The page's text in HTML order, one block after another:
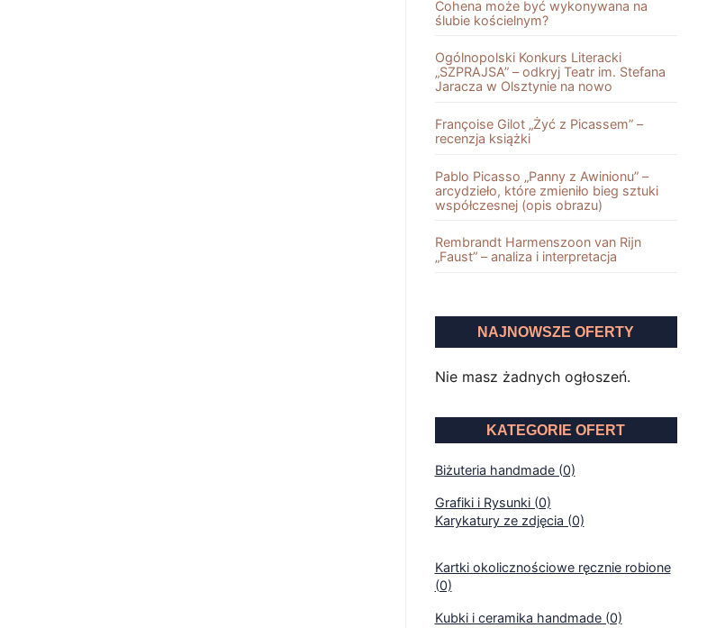
Cohena może być wykonywana na
ślubie kościelnym?
Ogólnopolski Konkurs Literacki
„SZPRAJSA” – odkryj Teatr im. Stefana
Jaracza w Olsztynie na nowo
Françoise Gilot „Żyć z Picassem” –
recenzja książki
Pablo Picasso „Panny z Awinionu” –
arcydzieło, które zmieniło bieg sztuki
współczesnej (opis obrazu)
Rembrandt Harmenszoon van Rĳn
„Faust” – analiza i interpretacja
NAJNOWSZE OFERTY
Nie masz żadnych ogłoszeń.
KATEGORIE OFERT
Biżuteria handmade (0)
Grafiki i Rysunki (0)
Karykatury ze zdjęcia (0)
Kartki okolicznościowe ręcznie robione
(0)
Kubki i ceramika handmade (0)